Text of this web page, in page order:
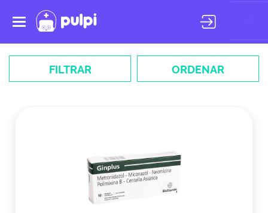
Toggle
navigation
FILTRAR ORDENAR